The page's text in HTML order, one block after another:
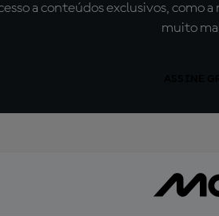
a conteúdos exclusivos, como
muito